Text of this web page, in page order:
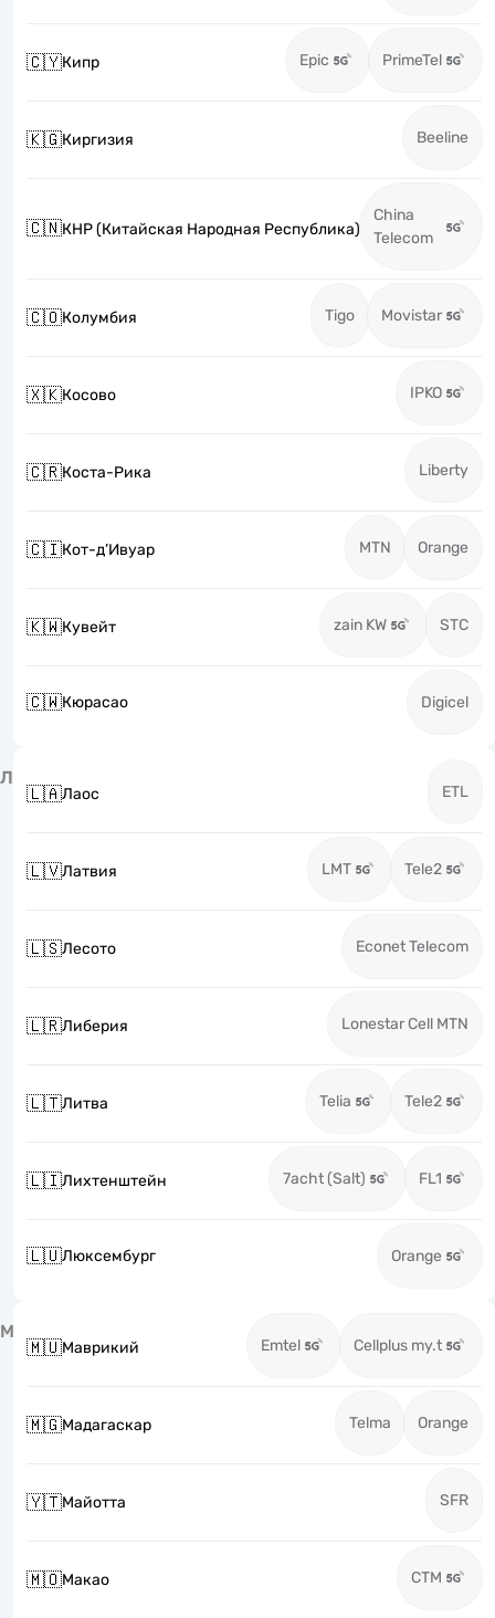
🇨🇾Кипр Epic PrimeTel
🇰🇬Киргизия Beeline
🇨🇳КНР (Китайская Народная Республика)
China
Telecom
🇨🇴Колумбия Tigo Movistar
🇽🇰Косово IPKO
🇨🇷Коста-Рика Liberty
🇨🇮Кот-д’Ивуар MTN Orange
🇰🇼Кувейт zain KW STC
🇨🇼Кюрасао Digicel
Л
🇱🇦Лаос ETL
🇱🇻Латвия LMT Tele2
🇱🇸Лесото Econet Telecom
🇱🇷Либерия Lonestar Cell MTN
🇱🇹Литва Telia Tele2
🇱🇮Лихтенштейн 7acht (Salt) FL1
🇱🇺Люксембург Orange
М
🇲🇺Маврикий Emtel Cellplus my.t
🇲🇬Мадагаскар Telma Orange
🇾🇹Майотта SFR
🇲🇴Макао CTM